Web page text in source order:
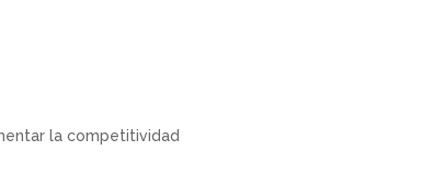
la competitividad